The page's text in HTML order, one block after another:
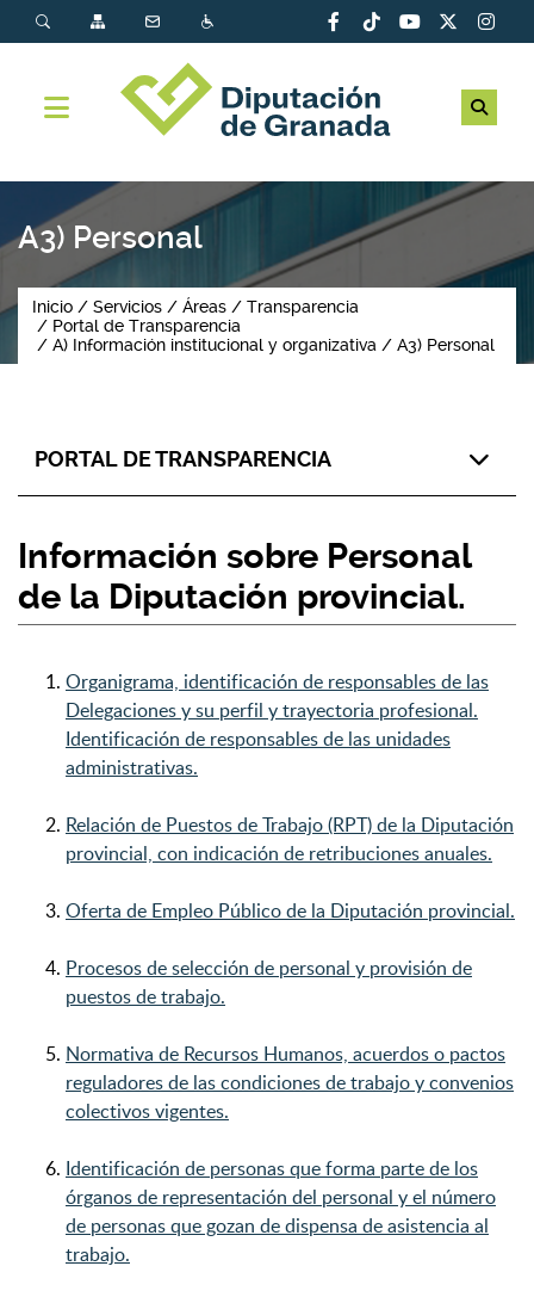
A3) Personal
Inicio Servicios Áreas
Transparencia
Portal de Transparencia
A) Información institucional y organizativa
A3) Personal
PORTAL DE TRANSPARENCIA
Información sobre Personal
de la Diputación provincial.
Organigrama, identificación de responsables de las
Delegaciones y su perfil y trayectoria profesional.
Identificación de responsables de las unidades
administrativas.
Relación de Puestos de Trabajo (RPT) de la Diputación
provincial, con indicación de retribuciones anuales.
Oferta de Empleo Público de la Diputación provincial.
Procesos de selección de personal y provisión de
puestos de trabajo.
Normativa de Recursos Humanos, acuerdos o pactos
reguladores de las condiciones de trabajo y convenios
colectivos vigentes.
Identificación de personas que forma parte de los
órganos de representación del personal y el número
de personas que gozan de dispensa de asistencia al
trabajo.